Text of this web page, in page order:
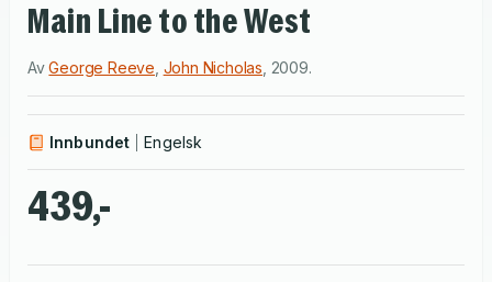
Main Line to the West
AvGeorge Reeve John Nicholas 2009.
Innbundet Engelsk
439,-